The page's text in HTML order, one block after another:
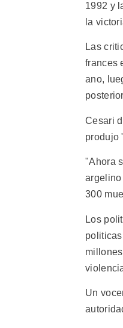
1992 y
la
Las
frances
ano,
Cesari
produjo
"Ahora
argelino
300
Los
Un